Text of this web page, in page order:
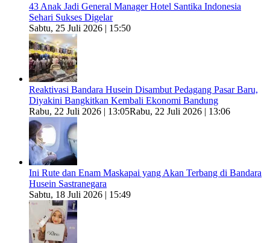
43 Anak Jadi General Manager Hotel Santika Indonesia
Sehari Sukses Digelar
Sabtu, 25 Juli 2026 | 15:50
Reaktivasi Bandara Husein Disambut Pedagang Pasar Baru,
Diyakini Bangkitkan Kembali Ekonomi Bandung
Rabu, 22 Juli 2026 | 13:05Rabu, 22 Juli 2026 | 13:06
Ini Rute dan Enam Maskapai yang Akan Terbang di Bandara
Husein Sastranegara
Sabtu, 18 Juli 2026 | 15:49